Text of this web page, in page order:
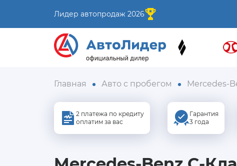
Лидер автопродаж 2026
Главная Авто с пробегом Mercedes-
2 платежа по кредиту
оплатим за вас
Гарантия
3 года